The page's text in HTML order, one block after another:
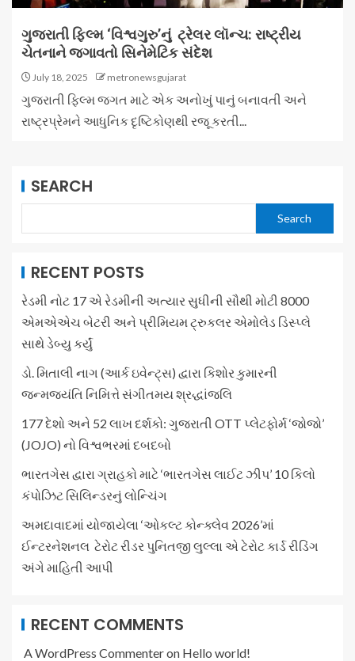
ગુજરાતી ફિલ્મ ‘વિશ્વગુરુ’નું ટ્રેલર લૉન્ચ: રાષ્ટ્રીય
ચેતનાને જગાવતો સિનેમેટિક સંદેશ
July 18, 2025 metronewsgujarat
ગુજરાતી ફિલ્મ જગત માટે એક અનોખું પાનું બનાવતી અને
રાષ્ટ્રપ્રેમને આધુનિક દૃષ્ટિકોણથી રજૂ કરતી...
SEARCH
Search
RECENT POSTS
રેડમી નોટ 17 એ રેડમીની અત્યાર સુધીની સૌથી મોટી 8000
એમએએચ બેટરી અને પ્રીમિયમ ટ્રુકલર એમોલેડ ડિસ્પ્લે
સાથે ડેબ્યુ કર્યું
ડો. મિતાલી નાગ (આર્ક ઇવેન્ટ્સ) દ્વારા કિશોર કુમારની
જન્મજયંતિ નિમિત્તે સંગીતમય શ્રદ્ધાંજલિ
177 દેશો અને 52 લાખ દર્શકો: ગુજરાતી OTT પ્લેટફોર્મ ‘જોજો’
(JOJO) નો વિશ્વભરમાં દબદબો
ભારતગેસ દ્વારા ગ્રાહકો માટે ‘ભારતગેસ લાઈટ ઝીપ’ 10 કિલો
કંપોઝિટ સિલિન્ડરનું લોન્ચિંગ
અમદાવાદમાં યોજાયેલા ‘ઓકલ્ટ કોન્ક્લેવ 2026’માં
ઈન્ટરનેશનલ ટેરોટ રીડર પુનિતજી લુલ્લા એ ટેરોટ કાર્ડ રીડિંગ
અંગે માહિતી આપી
RECENT COMMENTS
A WordPress Commenteron Hello world!